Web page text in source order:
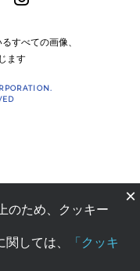
すべての画像、
ます
×
のため、クッキー
しては、
「クッキ